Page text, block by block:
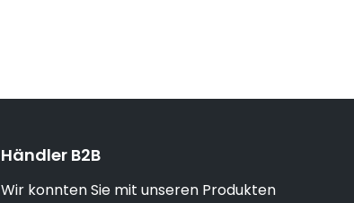
Händler B2B
Wir konnten Sie mit unseren Produkten